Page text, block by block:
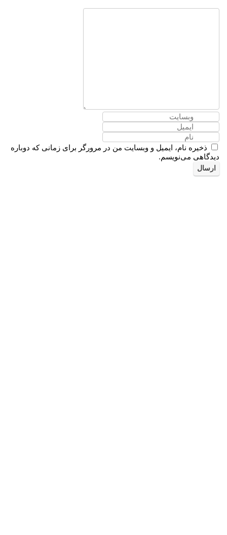
ذخیره نام، ایمیل و وبسایت من در مرورگر برای زمانی که دوباره
دیدگاهی می‌نویسم.